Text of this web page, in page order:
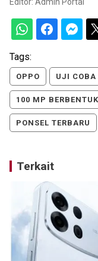
Editor: Admin Portal
Tags:
OPPO UJI COBA
100 MP BERBENTUK
PONSEL TERBARU
Terkait